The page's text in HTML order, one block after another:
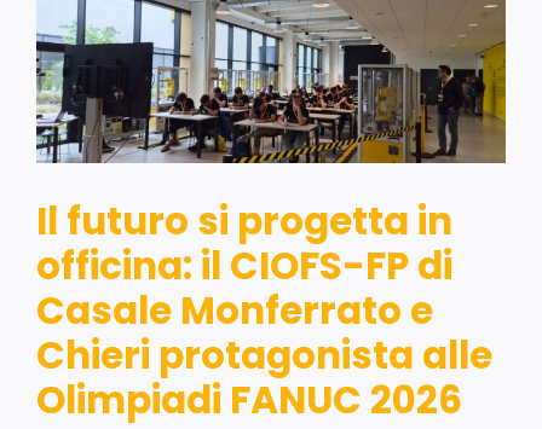
Servizi alle imprese
Richiedi informazioni
Il futuro si progetta in
officina: il CIOFS-FP di
Casale Monferrato e
Chieri protagonista alle
Olimpiadi FANUC 2026